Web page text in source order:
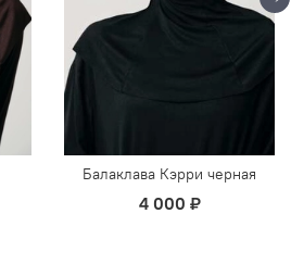
Балаклава Кэрри черная
4 000 ₽